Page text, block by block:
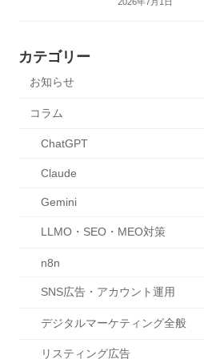
カテゴリー
お知らせ
コラム
ChatGPT
Claude
Gemini
LLMO・SEO・MEO対策
n8n
SNS広告・アカウント運用
デジタルマーケティング全般
リスティング広告